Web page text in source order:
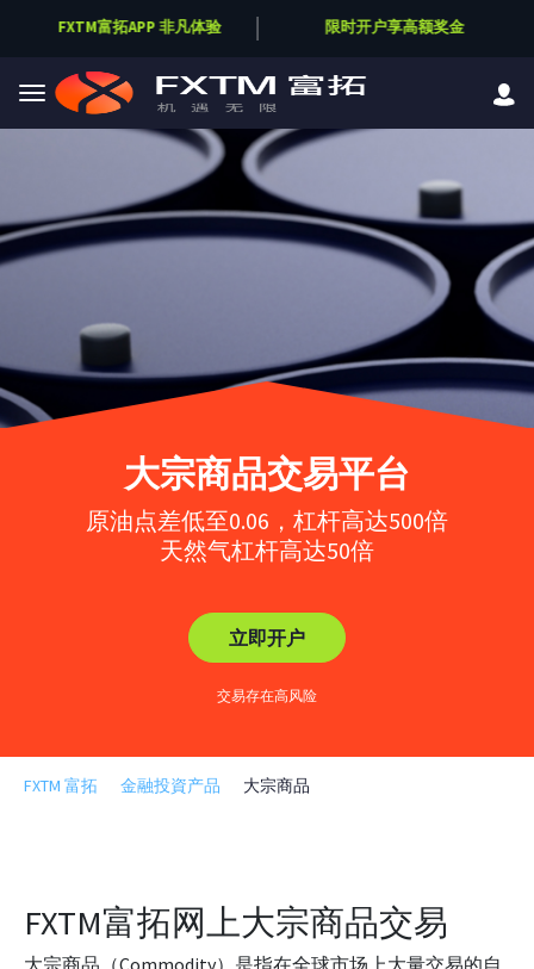
FXTM富拓APP 非凡体验 限时开户享高额奖金
Skip to main content
大宗商品交易平台
原油点差低至0.06，杠杆高达500倍
天然气杠杆高达50倍
立即开户
交易存在高风险
FXTM 富拓 金融投資产品 大宗商品
FXTM富拓网上大宗商品交易